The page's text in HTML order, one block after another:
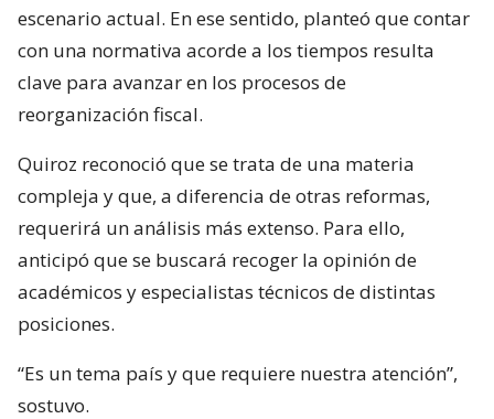
escenario actual. En ese sentido, planteó que contar
con una normativa acorde a los tiempos resulta
clave para avanzar en los procesos de
reorganización fiscal.
Quiroz reconoció que se trata de una materia
compleja y que, a diferencia de otras reformas,
requerirá un análisis más extenso. Para ello,
anticipó que se buscará recoger la opinión de
académicos y especialistas técnicos de distintas
posiciones.
“Es un tema país y que requiere nuestra atención”,
sostuvo.